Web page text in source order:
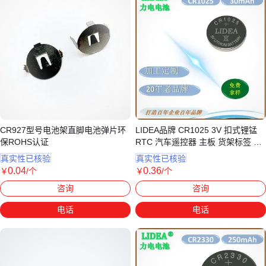
CR927型号电池架直脚电池弹片环
保ROHS认证
真实性已核验
￥0.04/个
咨询
电话
LIDEA品牌 CR1025 3V 扣式锂锰
RTC 汽车遥控器 主板 货架标签 电
池
真实性已核验
￥0.36/个
咨询
电话